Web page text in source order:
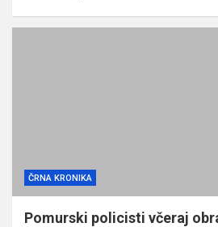
ČRNA KRONIKA
Pomurski policisti včeraj